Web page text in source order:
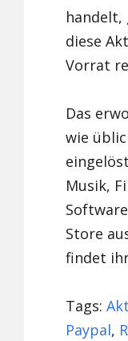
handelt,
diese
Vorrat
Das
wie
Musik,
Store
findet
Tags:
Paypal,